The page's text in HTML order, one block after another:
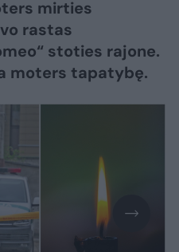
mirties
rastas
stoties rajone.
moters tapatybę.